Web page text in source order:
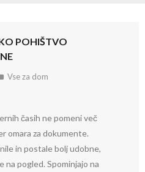
POHIŠTVO
Vse za dom
časih ne pomeni več
omara za dokumente.
in postale bolj udobne,
pogled. Spominjajo na